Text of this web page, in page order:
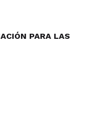
PARA LAS